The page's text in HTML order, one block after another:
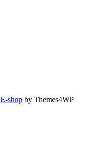
E-shop by Themes4WP